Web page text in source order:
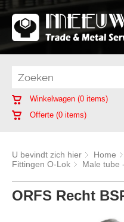
Winkelwagen (0 items)
Offerte (0 items)
U bevindt zich hier Home
Fittingen O-Lok
Male tube
ORFS Recht